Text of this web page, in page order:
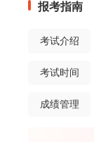
报考指南
考试介绍
考试时间
成绩管理